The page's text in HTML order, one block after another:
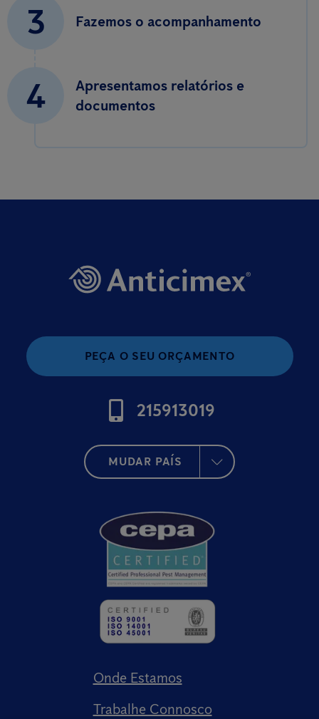
3 Fazemos o acompanhamento
4
Apresentamos relatórios e
documentos
PEÇA O SEU ORÇAMENTO
215913019
MUDAR PAÍS
Onde Estamos
Trabalhe Connosco